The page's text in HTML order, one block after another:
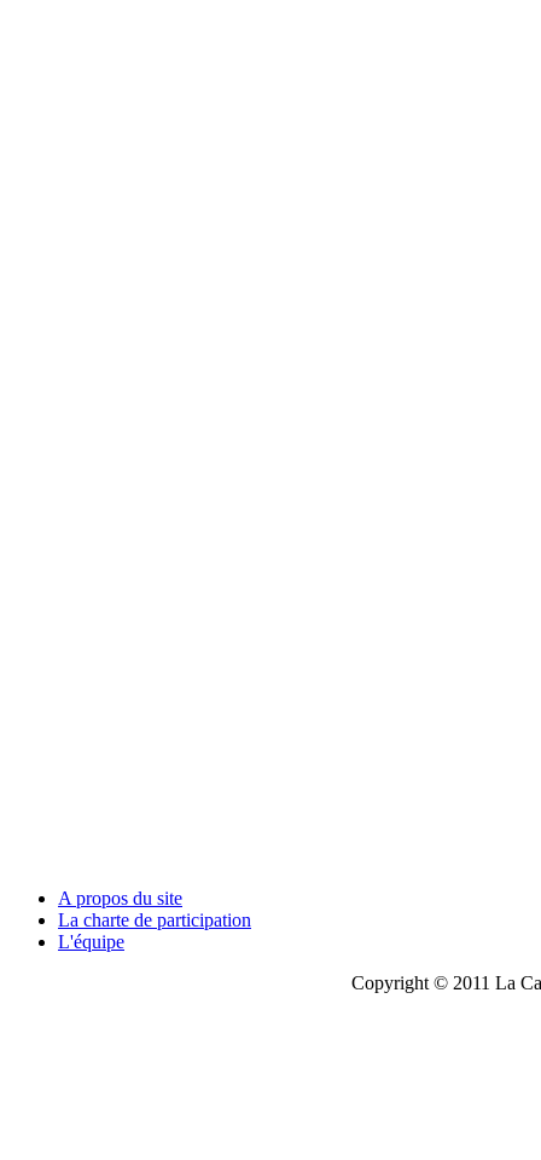
A propos du site
La charte de participation
L'équipe
Copyright © 2011 La